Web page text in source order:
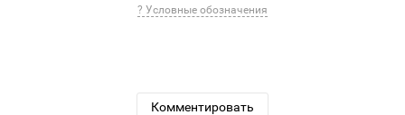
? Условные обозначения
Комментировать